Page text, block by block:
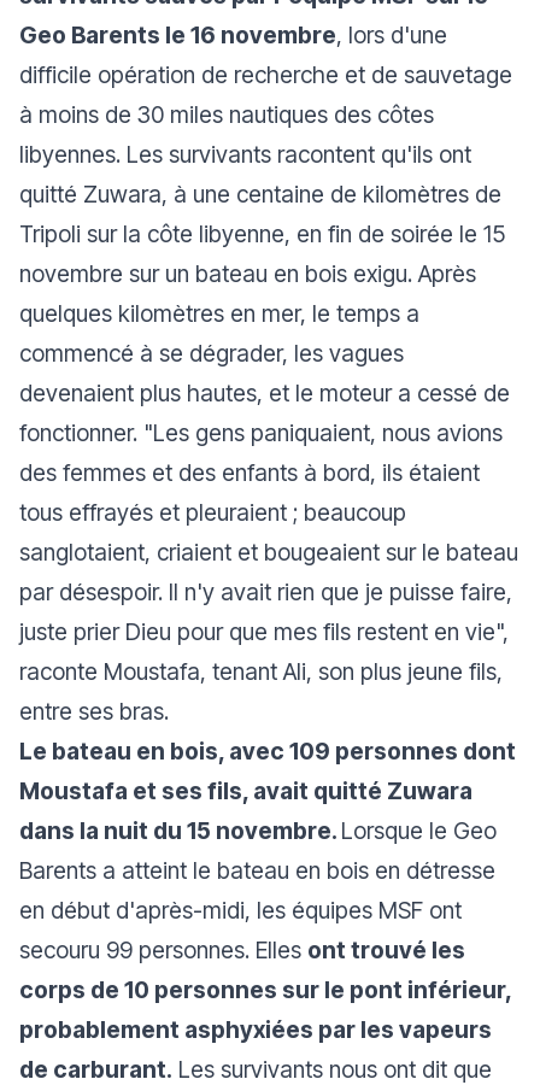
Geo Barents le 16 novembre, lors d'une
difficile opération de recherche et de sauvetage
à moins de 30 miles nautiques des côtes
libyennes. Les survivants racontent qu'ils ont
quitté Zuwara, à une centaine de kilomètres de
Tripoli sur la côte libyenne, en fin de soirée le 15
novembre sur un bateau en bois exigu. Après
quelques kilomètres en mer, le temps a
commencé à se dégrader, les vagues
devenaient plus hautes, et le moteur a cessé de
fonctionner. "Les gens paniquaient, nous avions
des femmes et des enfants à bord, ils étaient
tous effrayés et pleuraient ; beaucoup
sanglotaient, criaient et bougeaient sur le bateau
par désespoir. Il n'y avait rien que je puisse faire,
juste prier Dieu pour que mes fils restent en vie",
raconte Moustafa, tenant Ali, son plus jeune fils,
entre ses bras.
Le bateau en bois, avec 109 personnes dont
Moustafa et ses fils, avait quitté Zuwara
dans la nuit du 15 novembre. Lorsque le Geo
Barents a atteint le bateau en bois en détresse
en début d'après-midi, les équipes MSF ont
secouru 99 personnes. Elles ont trouvé les
corps de 10 personnes sur le pont inférieur,
probablement asphyxiées par les vapeurs
de carburant. Les survivants nous ont dit que